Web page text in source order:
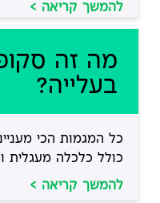
להמשך קריאה >
בעלייה?
כולל כלכלה מעגלית
להמשך קריאה >